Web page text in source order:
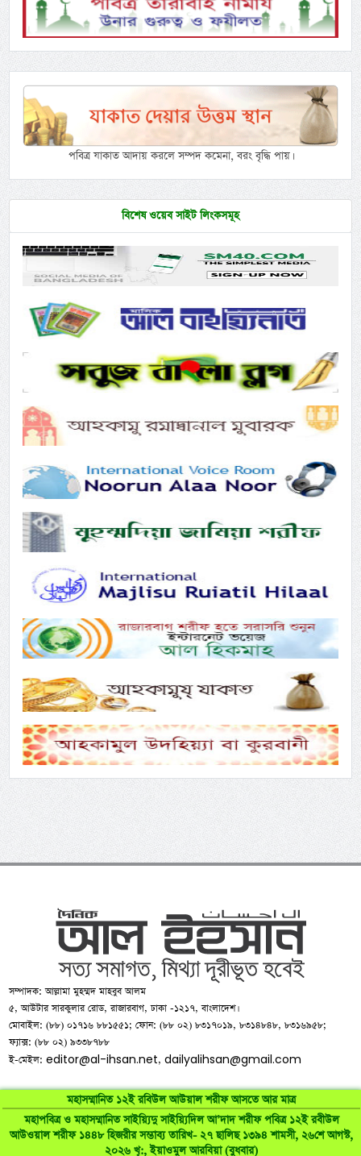
মহাসম্মানিত ১২ই রবিউল আউয়াল শরীফ আসতে আর মাত্র
মহাপবিত্র ও মহাসম্মানিত সাইয়্যিদু সাইয়্যিদিল আ’দাদ শরীফ পবিত্র ১২ই রবীউল
আউওয়াল শরীফ ১৪৪৮ হিজরীর সম্ভাব্য তারিখ- ২৭ ছালিছ ১৩৯৪ শামসী, ২৬শে আগস্ট,
২০২৬ খৃ:, ইয়াওমুল আরবিয়া (বুধবার)
পবিত্র যাকাত আদায় করলে সম্পদ কমেনা, বরং বৃদ্ধি পায়।
বিশেষ ওয়েব সাইট লিংকসমূহ
সম্পাদক: আল্লামা মুহম্মদ মাহবুব আলম
৫, আউটার সারকুলার রোড, রাজারবাগ, ঢাকা -১২১৭, বাংলাদেশ।
মোবাইল: (৮৮) ০১৭১৬ ৮৮১৫৫১; ফোন: (৮৮ ০২) ৮৩১৭০১৯, ৮৩১৪৮৪৮, ৮৩১৬৯৫৮;
ফ্যাক্স: (৮৮ ০২) ৯৩৩৮৭৮৮
ই-মেইল:editor@al-ihsan.net,dailyalihsan@gmail.com
©al-ihsan.net2007-2026. All Rights Reserved | Developed by: